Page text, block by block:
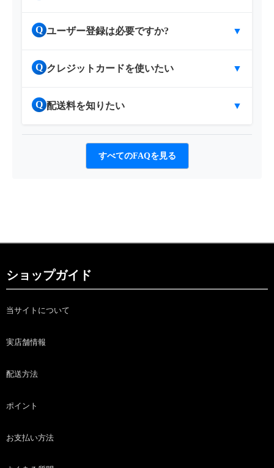
Q ユーザー登録は必要ですか? ▼
Q クレジットカードを使いたい ▼
Q 配送料を知りたい ▼
すべてのFAQを見る
ショップガイド
当サイトについて
実店舗情報
配送方法
ポイント
お支払い方法